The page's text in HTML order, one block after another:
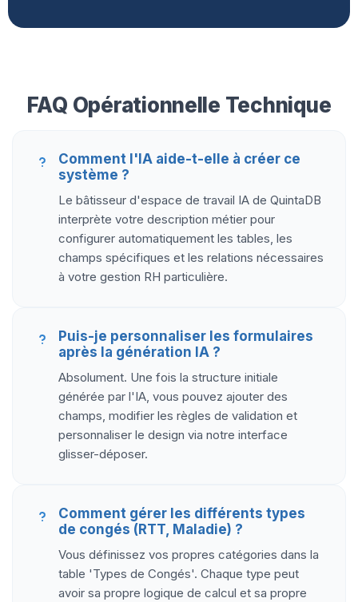
FAQ Opérationnelle Technique
Comment l'IA aide-t-elle à créer ce
système ?
Le bâtisseur d'espace de travail IA de QuintaDB
interprète votre description métier pour
configurer automatiquement les tables, les
champs spécifiques et les relations nécessaires
à votre gestion RH particulière.
Puis-je personnaliser les formulaires
après la génération IA ?
Absolument. Une fois la structure initiale
générée par l'IA, vous pouvez ajouter des
champs, modifier les règles de validation et
personnaliser le design via notre interface
glisser-déposer.
Comment gérer les différents types
de congés (RTT, Maladie) ?
Vous définissez vos propres catégories dans la
table 'Types de Congés'. Chaque type peut
avoir sa propre logique de calcul et sa propre